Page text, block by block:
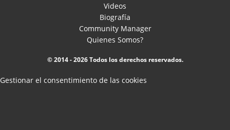
Videos
Biografía
Community Manager
Quienes Somos?
© 2014 - 2026 Todos los derechos reservados.
Gestionar el consentimiento de las cookies